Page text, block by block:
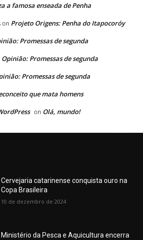
a famosa enseada de Penha
on Projeto Origens: Penha do Itapocoróy
Promessas de segunda
Opinião: Promessas de segunda
Promessas de segunda
que mata homens
on Olá, mundo!
Cervejaria catarinense conquista ouro na
Copa Brasileira
10 de dezembro de 2024
Ministério da Pesca e Aquicultura encerra